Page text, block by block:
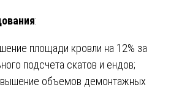
:
площади кровли на 12% за
подсчета скатов и ендов;
объемов демонтажных